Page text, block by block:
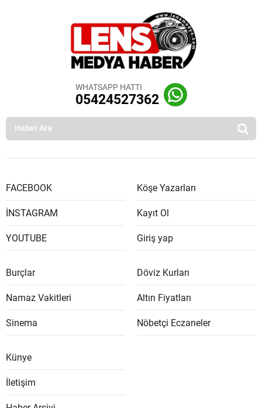
WHATSAPP HATTI
05424527362
FACEBOOK
İNSTAGRAM
YOUTUBE
Köşe Yazarları
Kayıt Ol
Giriş yap
Burçlar
Namaz Vakitleri
Sinema
Döviz Kurları
Altın Fiyatları
Nöbetçi Eczaneler
Künye
İletişim